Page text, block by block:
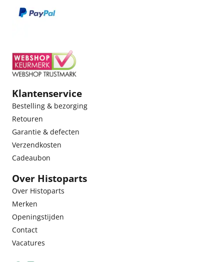
Klantenservice
Bestelling & bezorging
Retouren
Garantie & defecten
Verzendkosten
Cadeaubon
Over Histoparts
Over Histoparts
Merken
Openingstijden
Contact
Vacatures